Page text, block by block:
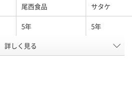
尾西食品 サタケ
5年 5年
項
アレルギー物質28項
目不使用
詳しく見る